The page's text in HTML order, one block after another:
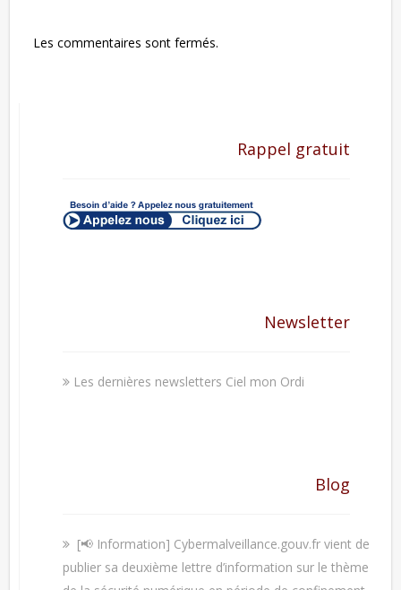
Les commentaires sont fermés.
Rappel gratuit
Newsletter
Les dernières newsletters Ciel mon Ordi
Blog
[📢 Information] Cybermalveillance.gouv.fr vient de
publier sa deuxième lettre d’information sur le thème